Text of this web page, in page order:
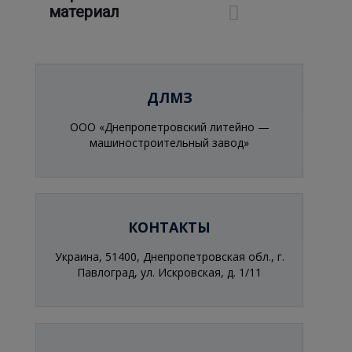
материал
ДЛМЗ
ООО «Днепропетровский литейно —
машиностроительный завод»
КОНТАКТЫ
Украина, 51400, Днепропетровская обл., г.
Павлоград, ул. Искровская, д. 1/11